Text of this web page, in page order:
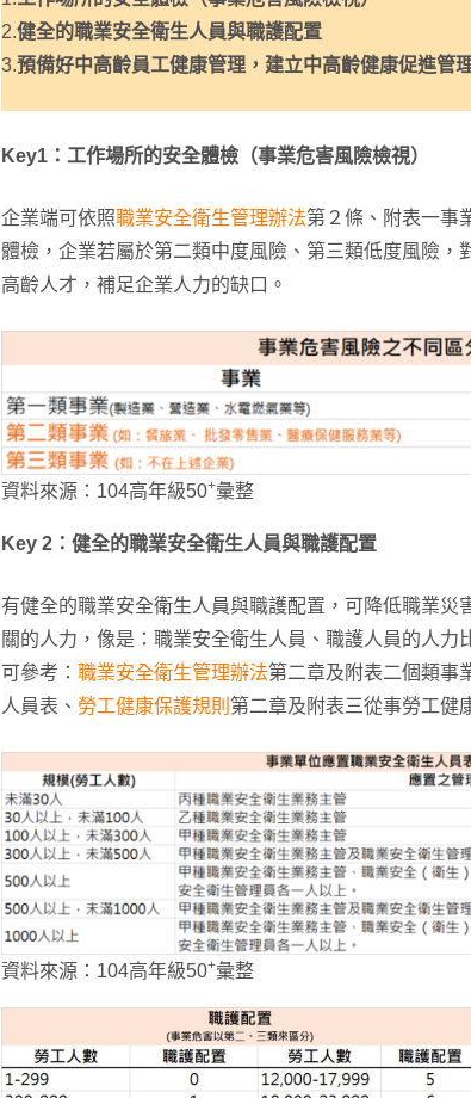
2.健全的職業安全衛生人員與職護配置
3.預備好中高齡員工健康管理，建立中高齡健康促進管
Key1：工作場所的安全體檢（事業危害風險檢視）
企業端可依照職業安全衛生管理辦法第２條、附表一事
體檢，企業若屬於第二類中度風險、第三類低度風險，
高齡人才，補足企業人力的缺口。
資料來源：104高年級50+彙整
Key 2：健全的職業安全衛生人員與職護配置
有健全的職業安全衛生人員與職護配置，可降低職業災
關的人力，像是：職業安全衛生人員、職護人員的人力
可參考： 職業安全衛生管理辦法第二章及附表二個類事
人員表、 勞工健康保護規則 第二章及附表三從事勞工健
資料來源：104高年級50+彙整